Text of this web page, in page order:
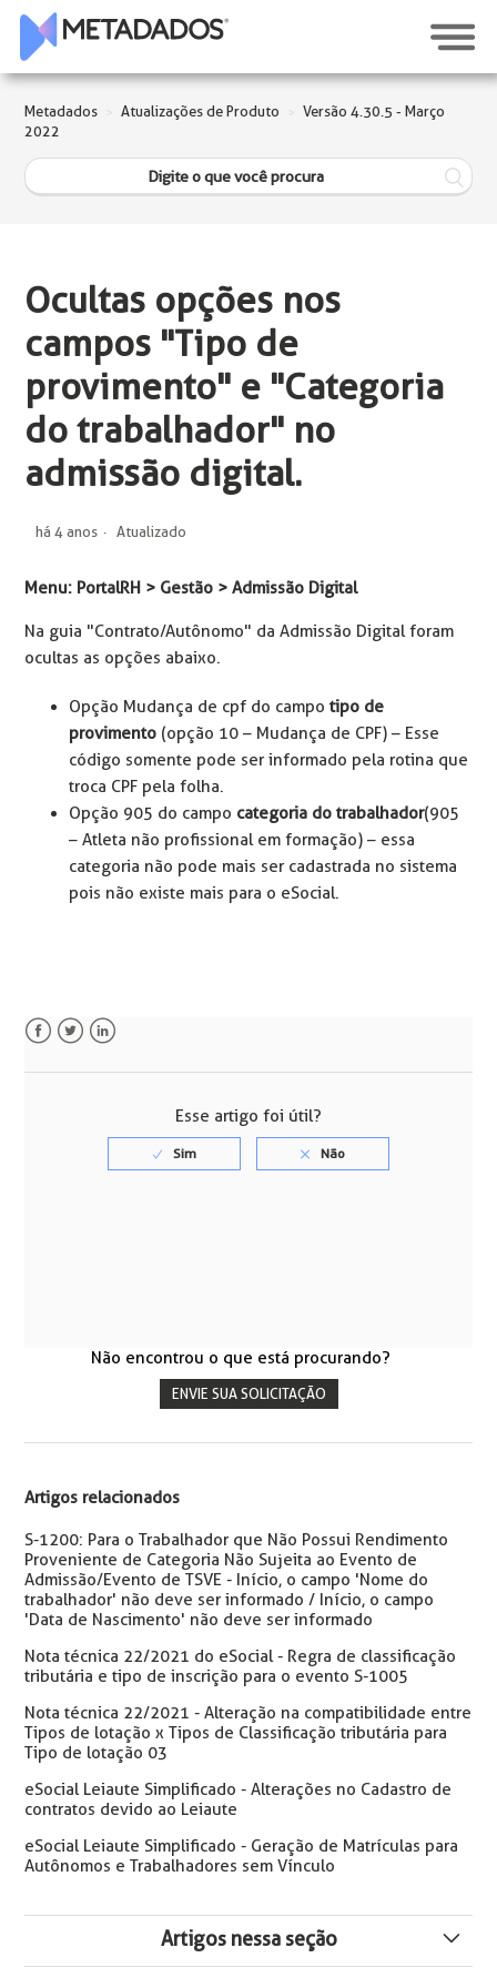
Metadados Atualizações de Produto
Versão 4.30.5 - Março
2022
Ocultas opções nos
campos "Tipo de
provimento" e "Categoria
do trabalhador" no
admissão digital.
há 4 anos Atualizado
Menu: PortalRH > Gestão > Admissão Digital
Na guia "Contrato/Autônomo" da Admissão Digital foram
ocultas as opções abaixo.
Opção Mudança de cpf do campotipo de
provimento (opção 10 – Mudança de CPF) – Esse
código somente pode ser informado pela rotina que
troca CPF pela folha.
Opção 905 do campo categoria do trabalhador(905
– Atleta não profissional em formação) – essa
categoria não pode mais ser cadastrada no sistema
pois não existe mais para o eSocial.
Esse artigo foi útil?
Não encontrou o que está procurando?
ENVIE SUA SOLICITAÇÃO
Artigos relacionados
S-1200: Para o Trabalhador que Não Possui Rendimento
Proveniente de Categoria Não Sujeita ao Evento de
Admissão/Evento de TSVE - Início, o campo 'Nome do
trabalhador' não deve ser informado / Início, o campo
'Data de Nascimento' não deve ser informado
Nota técnica 22/2021 do eSocial - Regra de classificação
tributária e tipo de inscrição para o evento S-1005
Nota técnica 22/2021 - Alteração na compatibilidade entre
Tipos de lotação x Tipos de Classificação tributária para
Tipo de lotação 03
eSocial Leiaute Simplificado - Alterações no Cadastro de
contratos devido ao Leiaute
eSocial Leiaute Simplificado - Geração de Matrículas para
Autônomos e Trabalhadores sem Vínculo
Artigos nessa seção